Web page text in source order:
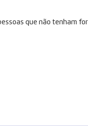
que não tenham